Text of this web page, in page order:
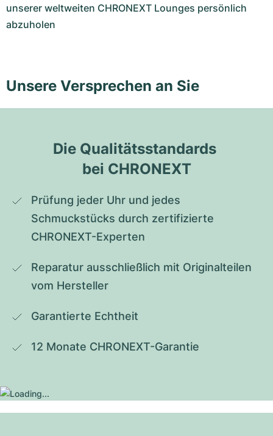
unserer weltweiten CHRONEXT Lounges persönlich
abzuholen
Unsere Versprechen an Sie
Die Qualitätsstandards
bei CHRONEXT
Prüfung jeder Uhr und jedes
Schmuckstücks durch zertifizierte
CHRONEXT-Experten
Reparatur ausschließlich mit Originalteilen
vom Hersteller
Garantierte Echtheit
12 Monate CHRONEXT-Garantie